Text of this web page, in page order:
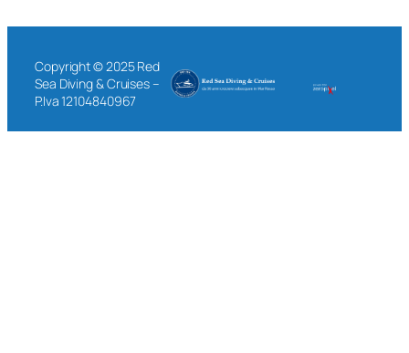
Copyright © 2025 Red
Sea Diving & Cruises –
P.Iva 12104840967